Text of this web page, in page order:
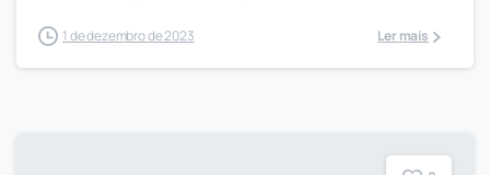
1 de dezembro de 2023 Ler mais